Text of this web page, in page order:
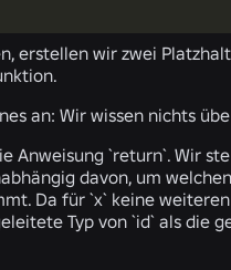
erstellen wir zwei
an: Wir wissen nichts
Anweisung `return`. Wir
davon, um
Da für `x` keine
Typ von `id` als die